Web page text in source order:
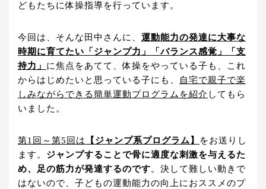
どもたちに体操指導を行っています。
今回は、そんな田中さんに、 運動能力の発達に大事な
時期に育てたい「ジャンプ力」「バランス感覚」「支
持力」 に焦点をあてて、体操をやっている子も、これ
からはじめたいと思っている子にも、
自宅で親子で楽
しみながらできる簡単運動プログラムを紹介 してもら
いました。
第1回～第5回は 【ジャンプ系プログラム】
をお送りし
ます。 ジャンプすることで骨に適度な刺激を与えるた
め、足の筋力が発達するのです。決して難しい動きで
はないので、子どもの運動能力の向上におススメのプ